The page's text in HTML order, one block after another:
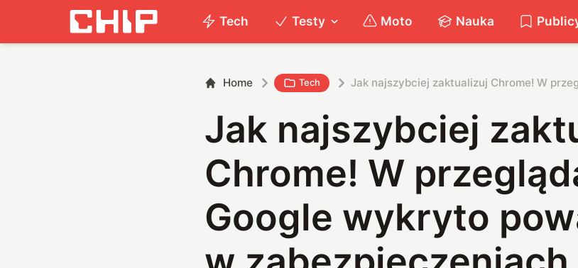
Tech Testy Moto Nauka
Home Tech Jak najszybciej zaktualizuj Chrome! W
Jak najszybciej
Chrome! W
Google wykryto